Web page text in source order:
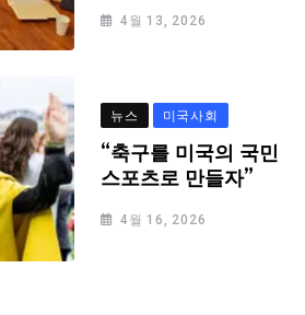
4월 13, 2026
뉴스 미국사회
“축구를 미국의 국민
스포츠로 만들자”
4월 16, 2026